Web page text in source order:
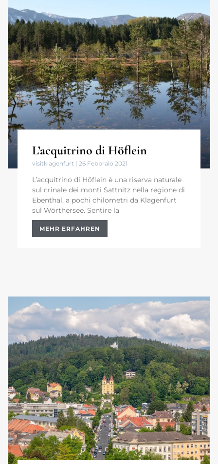
L’acquitrino di Höflein
visitklagenfurt 26 Febbraio 2021
L’acquitrino di Höflein è una riserva naturale
sul crinale dei monti Sattnitz nella regione di
Ebenthal, a pochi chilometri da Klagenfurt
sul Wörthersee. Sentire la
MEHR ERFAHREN